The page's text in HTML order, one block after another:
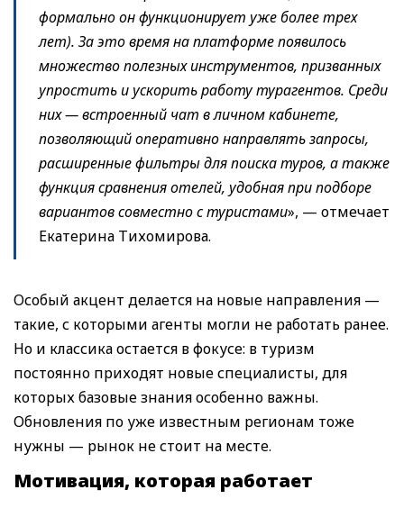
формально он функционирует уже более трех
лет). За это время на платформе появилось
множество полезных инструментов, призванных
упростить и ускорить работу турагентов. Среди
них — встроенный чат в личном кабинете,
позволяющий оперативно направлять запросы,
расширенные фильтры для поиска туров, а также
функция сравнения отелей, удобная при подборе
вариантов совместно с туристами», — отмечает
Екатерина Тихомирова.
Особый акцент делается на новые направления —
такие, с которыми агенты могли не работать ранее.
Но и классика остается в фокусе: в туризм
постоянно приходят новые специалисты, для
которых базовые знания особенно важны.
Обновления по уже известным регионам тоже
нужны — рынок не стоит на месте.
Мотивация, которая работает